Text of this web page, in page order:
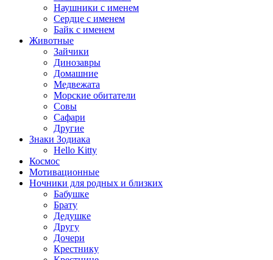
Наушники с именем
Сердце с именем
Байк с именем
Животные
Зайчики
Динозавры
Домашние
Медвежата
Морские обитатели
Совы
Сафари
Другие
Знаки Зодиака
Hello Kitty
Космос
Мотивационные
Ночники для родных и близких
Бабушке
Брату
Дедушке
Другу
Дочери
Крестнику